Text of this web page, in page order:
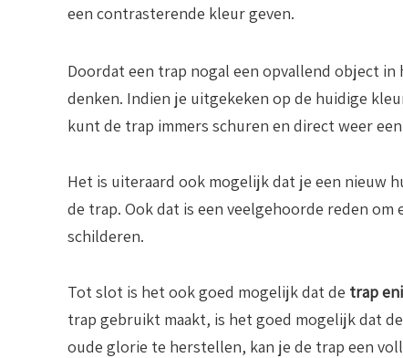
een contrasterende kleur geven.
Doordat een trap nogal een opvallend object
denken. Indien je uitgekeken op de huidige
kunt de trap immers schuren en direct weer
Het is uiteraard ook mogelijk dat je een nieuw
de trap. Ook dat is een veelgehoorde reden
schilderen.
Tot slot is het ook goed mogelijk dat de trap
trap gebruikt maakt, is het goed mogelijk dat
oude glorie te herstellen, kan je de trap een